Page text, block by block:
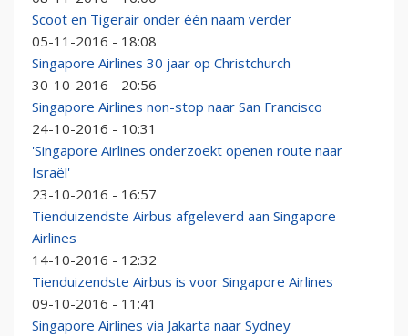
Scoot en Tigerair onder één naam verder
05-11-2016 - 18:08
Singapore Airlines 30 jaar op Christchurch
30-10-2016 - 20:56
Singapore Airlines non-stop naar San Francisco
24-10-2016 - 10:31
'Singapore Airlines onderzoekt openen route naar
Israël'
23-10-2016 - 16:57
Tienduizendste Airbus afgeleverd aan Singapore
Airlines
14-10-2016 - 12:32
Tienduizendste Airbus is voor Singapore Airlines
09-10-2016 - 11:41
Singapore Airlines via Jakarta naar Sydney